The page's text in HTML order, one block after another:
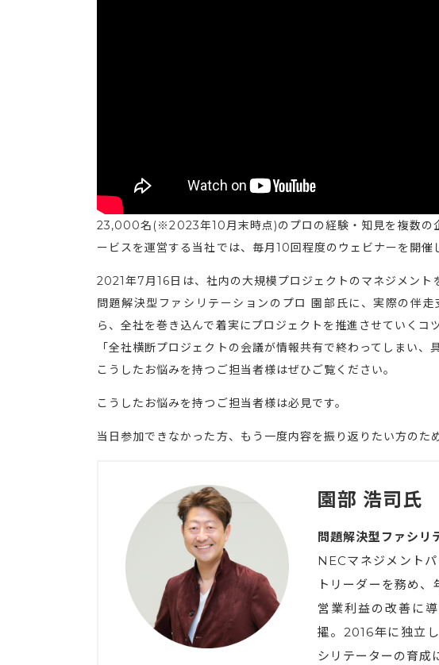
23,000名(※2023年10月末時点)のプロの経験・知見を複数の
ービスを運営する当社では、毎月10回程度のウェビナーを開催
2021年7月16日は、社内の大規模プロジェクトのマネジメント
問題解決型ファシリテーションのプロ 園部氏に、実際の伴
ら、全社を巻き込んで着実にプロジェクトを推進させていくコ
「全社横断プロジェクトの会議が情報共有で終わってしまい
こうしたお悩みを持つご担当者様はぜひご覧ください。
こうしたお悩みを持つご担当者様は必見です。
当日参加できなかった方、もう一度内容を振り返りたい方のた
園部 浩司氏
問題解決型ファシリ
NECマネジメント
トリーダーを務め
営業利益の改善に
擢。2016年に独立
シリテーターの育成